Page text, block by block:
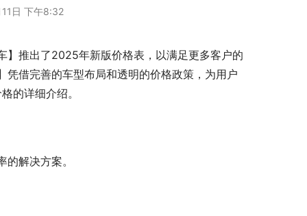
日 下午8:32
】推出了2025年新版价格表，以满足更多客户的
借完善的车型布局和透明的价格政策，为用户
的详细介绍。
解决方案。